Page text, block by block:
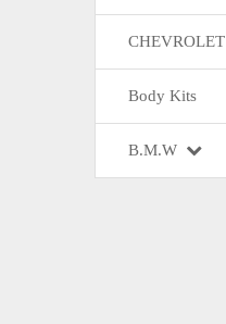
CHEVROLET
Body Kits
B.M.W